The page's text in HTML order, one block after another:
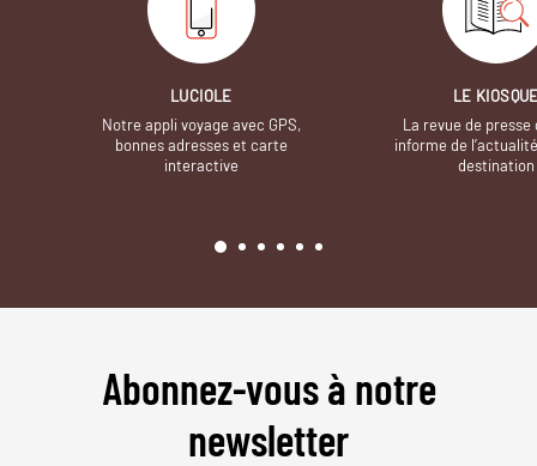
LUCIOLE
Notre appli voyage avec GPS,
bonnes adresses et carte
interactive
LE
La revue de presse
informe de
destination
Abonnez-vous à notre
newsletter